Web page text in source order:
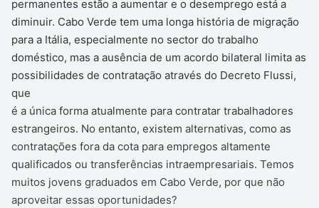
permanentes estão a aumentar e o desemprego está a
diminuir. Cabo Verde tem uma longa história de migração
para a Itália, especialmente no sector do trabalho
doméstico, mas a ausência de um acordo bilateral limita as
possibilidades de contratação através do Decreto Flussi,
que
é a única forma atualmente para contratar trabalhadores
estrangeiros. No entanto, existem alternativas, como as
contratações fora da cota para empregos altamente
qualificados ou transferências intraempresariais. Temos
muitos jovens graduados em Cabo Verde, por que não
aproveitar essas oportunidades?